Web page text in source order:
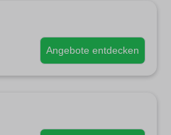
Angebote entdecken